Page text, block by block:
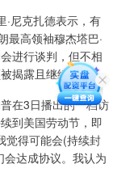
尼克扎德表示，有
最高领袖穆杰塔巴·
进行谈判，但不相
揭露且继续追究。
在3日播出的一档访
到美国劳动节，即
觉得可能会(持续封
达成协议。我认为